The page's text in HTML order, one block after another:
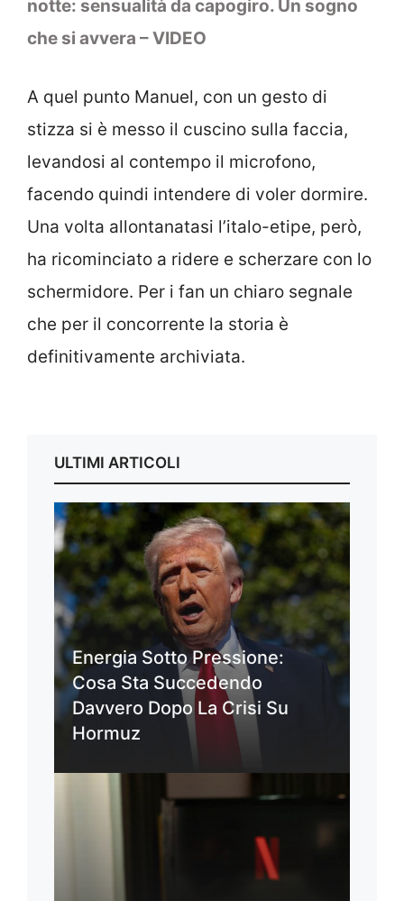
notte: sensualità da capogiro. Un sogno
che si avvera – VIDEO
A quel punto Manuel, con un gesto di
stizza si è messo il cuscino sulla faccia,
levandosi al contempo il microfono,
facendo quindi intendere di voler dormire.
Una volta allontanatasi l’italo-etipe, però,
ha ricominciato a ridere e scherzare con lo
schermidore. Per i fan un chiaro segnale
che per il concorrente la storia è
definitivamente archiviata.
ULTIMI ARTICOLI
Energia Sotto Pressione:
Cosa Sta Succedendo
Davvero Dopo La Crisi Su
Hormuz